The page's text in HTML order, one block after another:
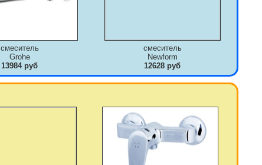
смеситель
Grohe
13984 руб
смеситель
Newform
12628 руб